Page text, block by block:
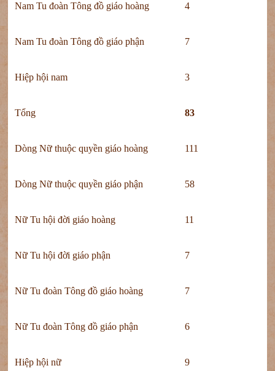
Nam Tu đoàn Tông đồ giáo hoàng 4
Nam Tu đoàn Tông đồ giáo phận 7
Hiệp hội nam 3
Tổng 83
Dòng Nữ thuộc quyền giáo hoàng 111
Dòng Nữ thuộc quyền giáo phận 58
Nữ Tu hội đời giáo hoàng 11
Nữ Tu hội đời giáo phận 7
Nữ Tu đoàn Tông đồ giáo hoàng 7
Nữ Tu đoàn Tông đồ giáo phận 6
Hiệp hội nữ 9